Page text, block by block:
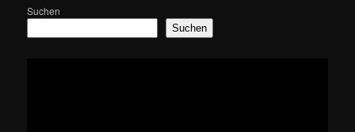
Suchen
Suchen